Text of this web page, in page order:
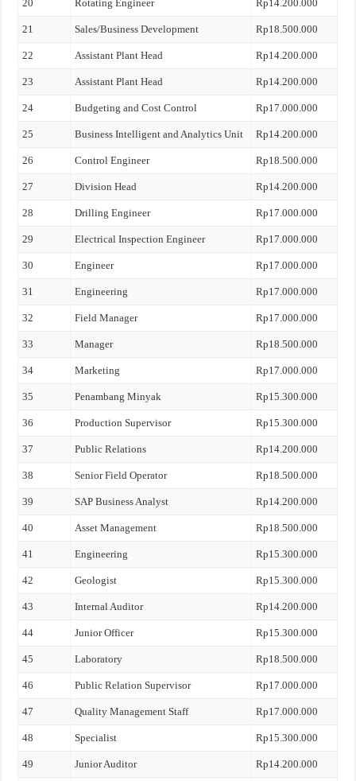
20 Rotating Engineer Rp14.200.000
21 Sales/Business Development Rp18.500.000
22 Assistant Plant Head Rp14.200.000
23 Assistant Plant Head Rp14.200.000
24 Budgeting and Cost Control Rp17.000.000
25 Business Intelligent and Analytics Unit Rp14.200.000
26 Control Engineer Rp18.500.000
27 Division Head Rp14.200.000
28 Drilling Engineer Rp17.000.000
29 Electrical Inspection Engineer Rp17.000.000
30 Engineer Rp17.000.000
31 Engineering Rp17.000.000
32 Field Manager Rp17.000.000
33 Manager Rp18.500.000
34 Marketing Rp17.000.000
35 Penambang Minyak Rp15.300.000
36 Production Supervisor Rp15.300.000
37 Public Relations Rp14.200.000
38 Senior Field Operator Rp18.500.000
39 SAP Business Analyst Rp14.200.000
40 Asset Management Rp18.500.000
41 Engineering Rp15.300.000
42 Geologist Rp15.300.000
43 Internal Auditor Rp14.200.000
44 Junior Officer Rp15.300.000
45 Laboratory Rp18.500.000
46 Public Relation Supervisor Rp17.000.000
47 Quality Management Staff Rp17.000.000
48 Specialist Rp15.300.000
49 Junior Auditor Rp14.200.000